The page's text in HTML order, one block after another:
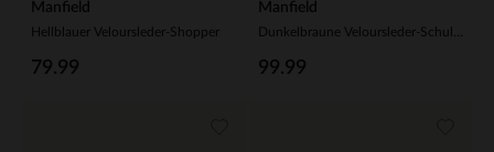
Manfield
Hellblauer Veloursleder-Shopper
79.99
Manfield
99.99